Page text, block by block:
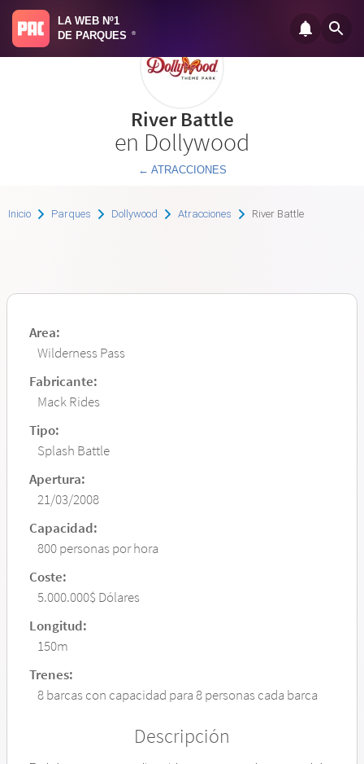
LA WEB Nº1
DE PARQUES
®
River Battle
en Dollywood
← ATRACCIONES
Inicio Parques Dollywood Atracciones River Battle
Area:
Wilderness Pass
Fabricante:
Mack Rides
Tipo:
Splash Battle
Apertura:
21/03/2008
Capacidad:
800 personas por hora
Coste:
5.000.000$ Dólares
Longitud:
150m
Trenes:
8 barcas con capacidad para 8 personas cada barca
Descripción